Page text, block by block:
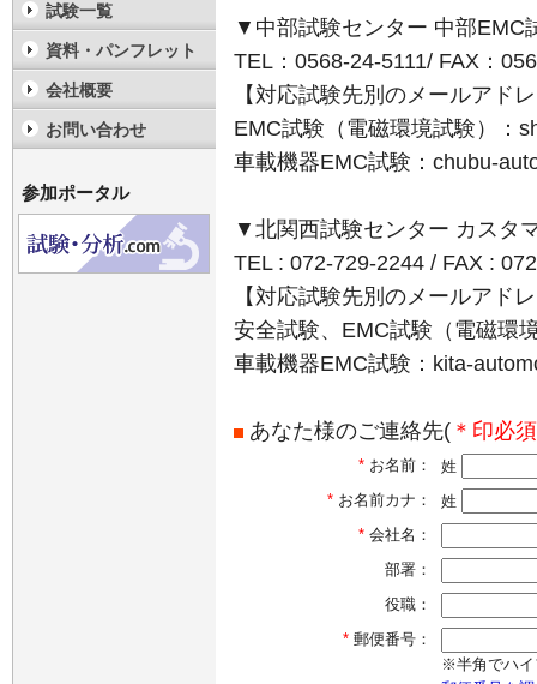
▼中部試験センター 中部EMC
TEL：0568-24-5111/ FAX：
【対応試験先別のメールアド
EMC試験（電磁環境試験）：
車載機器EMC試験：chubu-
▼北関西試験センター カスタ
TEL : 072-729-2244 / FAX :
【対応試験先別のメールアド
安全試験、EMC試験（電磁環
車載機器EMC試験：kita-
あなた様のご連絡先(＊印必須
* お名前：
姓
* お名前カナ：
姓
* 会社名：
部署：
役職：
* 郵便番号：
※半角でハイ
試験一覧
資料・パンフレット
会社概要
お問い合わせ
参加ポータル